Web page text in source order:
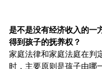
是不是没有经济收入的一
得到孩子的抚养权？
家庭法律和家庭法庭在判
时，主要原则是孩子由哪